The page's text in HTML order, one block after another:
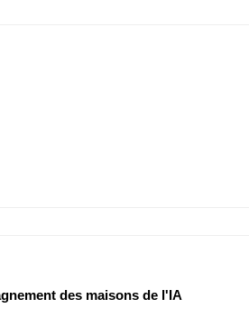
des maisons de l'IA